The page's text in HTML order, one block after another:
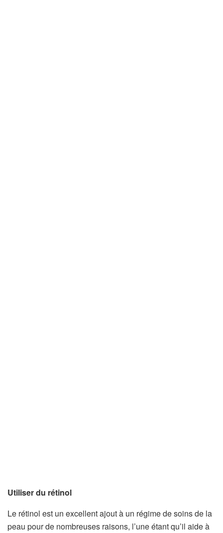
Utiliser du rétinol
Le rétinol est un excellent ajout à un régime de soins de la
peau pour de nombreuses raisons, l’une étant qu’il aide à